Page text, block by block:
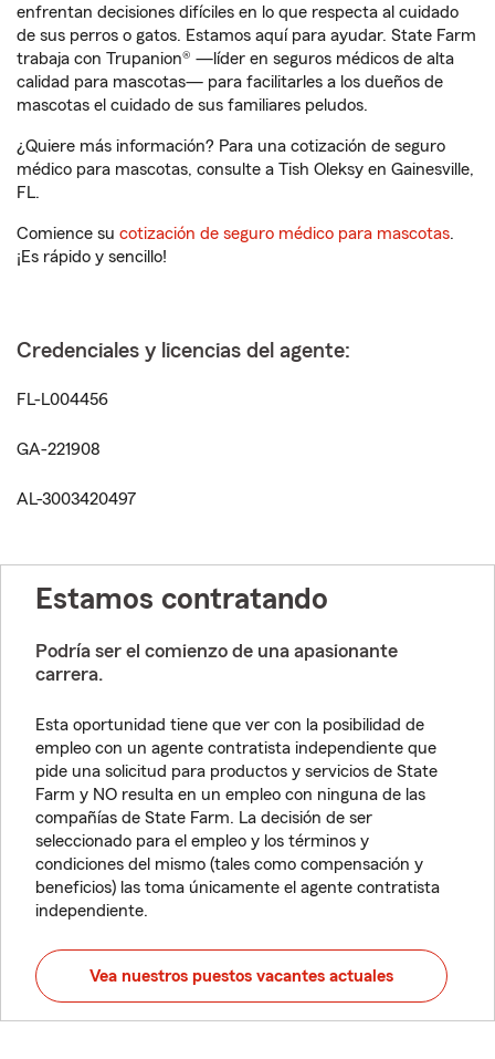
enfrentan decisiones difíciles en lo que respecta al cuidado
de sus perros o gatos. Estamos aquí para ayudar. State Farm
trabaja con Trupanion® —líder en seguros médicos de alta
calidad para mascotas— para facilitarles a los dueños de
mascotas el cuidado de sus familiares peludos.
¿Quiere más información? Para una cotización de seguro
médico para mascotas, consulte a Tish Oleksy en Gainesville,
FL.
Comience su cotización de seguro médico para mascotas.
¡Es rápido y sencillo!
Credenciales y licencias del agente:
FL-L004456
GA-221908
AL-3003420497
Estamos contratando
Podría ser el comienzo de una apasionante
carrera.
Esta oportunidad tiene que ver con la posibilidad de
empleo con un agente contratista independiente que
pide una solicitud para productos y servicios de State
Farm y NO resulta en un empleo con ninguna de las
compañías de State Farm. La decisión de ser
seleccionado para el empleo y los términos y
condiciones del mismo (tales como compensación y
beneficios) las toma únicamente el agente contratista
independiente.
Vea nuestros puestos vacantes actuales